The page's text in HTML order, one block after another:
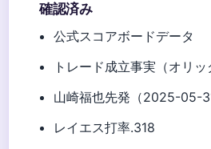
確認済み
公式スコアボードデータ
トレード成立事実（オリ
山崎福也先発（2025-05-31
レイエス打率.318